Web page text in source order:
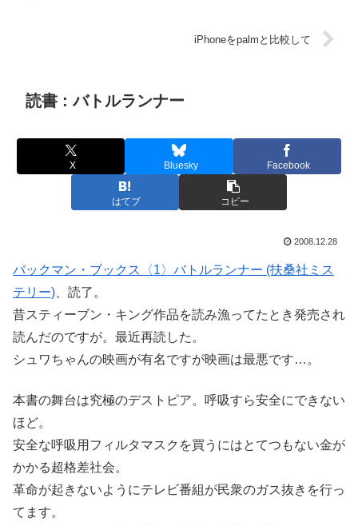
iPhoneをpalmと比較して
読書 : バトルランナー
X Bluesky Facebook
はてブ コピー
2008.12.28
バックマン・ブックス〈1〉バトルランナー (扶桑社ミス
テリー) 、読了。
昔スティーブン・キング作品を読み漁ってたとき発売され
読んだのですが。最近再読した。
シュワちゃんの映画が有名ですが映画は最悪です…。
本書の舞台は究極のデストピア。呼吸すら安全にできない
ほど。
安全な呼吸用フィルタマスクを買うにはとてつもない金が
かかる超格差社会。
革命が起きないようにテレビ番組が民衆のガス抜きを行っ
てます。